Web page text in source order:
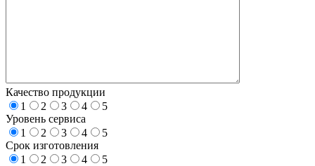
Качество продукции
1
2 3 4
5
Уровень сервиса
1
2 3 4
5
Срок изготовления
1
2 3 4
5